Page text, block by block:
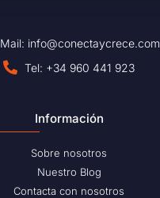
Mail: info@conectaycrece.com
Tel: +34 960 441 923
Información
Sobre nosotros
Nuestro Blog
Contacta con nosotros